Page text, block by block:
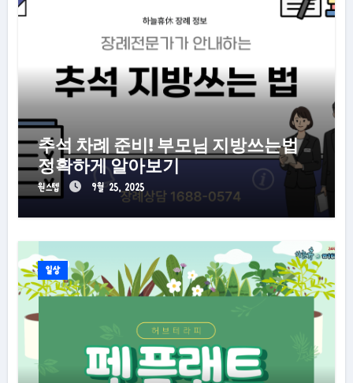
추석 차례 준비! 부모님 지방쓰는법
정확하게 알아보기
원스텝 9월 25, 2025
일상